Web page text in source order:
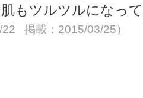
もツルツルになっ
22 掲載：2015/03/25）